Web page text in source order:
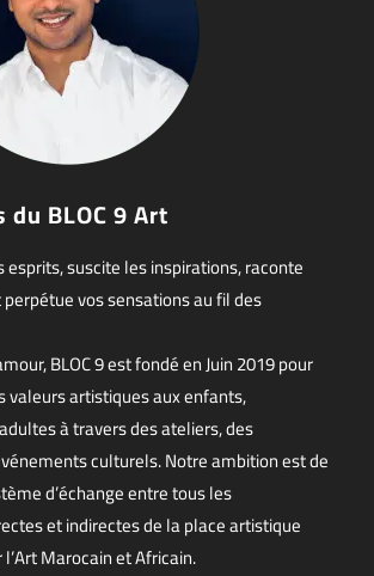
du BLOC 9 Art
esprits, suscite les inspirations, raconte
vos sensations au fil des
BLOC 9 est fondé en Juin 2019 pour
artistiques aux enfants,
à travers des ateliers, des
culturels. Notre ambition est de
d’échange entre tous les
et indirectes de la place artistique
Marocain et Africain.